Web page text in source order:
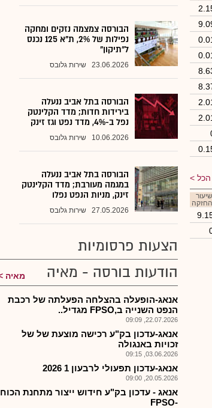
שיעור
החזקה
הבורסה צמצמה נזקים ומחקה
נפילות של 2%, ת"א 125 נכנס
ל"תיקון"
23.06.2026 שירות גלובס
הבורסה בתל אביב ננעלה
בירידות חדות; מדד הקלינטק
נפל ב-4%, מדד נפט וגז זינק
10.06.2026 שירות גלובס
הבורסה בתל אביב ננעלה
במגמה מעורבת; מדד הקלינטק
זינק, מניות הנפט נפלו
27.05.2026 שירות גלובס
הצעות פרסומיות
הודעות בורסה - מאיה
מאיה
אנאג-הופעלה בהצלחה הפעלתה של רכבת
הנפט השנייה ב,FPSO מגדיל..
22.07.2026, 09:09
אנאג-עדכון בק"ע רכישה מוצעת של של
זכויות באנגולה
03.06.2026, 09:15
אנאג-עדכון תפעולי לרבעון 1 2026
20.05.2026, 09:00
אנאג - עדכון בק"ע חידוש ייצור מתחנת הכוח
-FPSO